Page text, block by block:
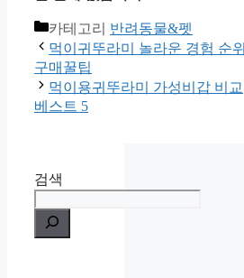
카테고리 반려동물&펫
먹이귀뚜라미 놀라운 경험 순위
구매꿀팁
먹이용귀뚜라미 가성비갑 비교
베스트 5
검색